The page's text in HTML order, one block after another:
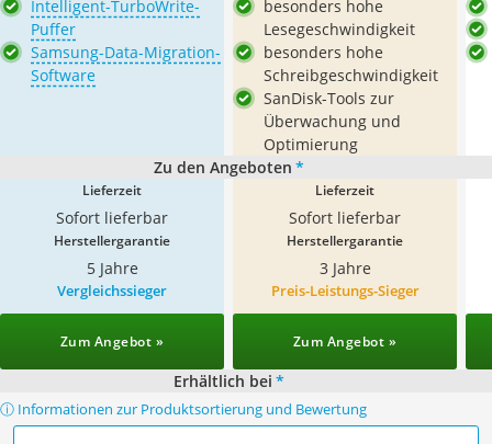
Intelligent-TurboWrite-
Puffer
Samsung-Data-Migration-
Software
besonders hohe
Lesegeschwindigkeit
besonders hohe
Schreibgeschwindigkeit
SanDisk-Tools zur
Überwachung und
Optimierung
Zu den Angeboten *
Lieferzeit
Sofort lieferbar
Lieferzeit
Sofort lieferbar
Herstellergarantie
5 Jahre
Herstellergarantie
3 Jahre
Vergleichssieger
Zum Angebot »
Preis-Leistungs-Sieger
Zum Angebot »
Erhältlich bei *
ⓘ Informationen zur Produktsortierung und Bewertung